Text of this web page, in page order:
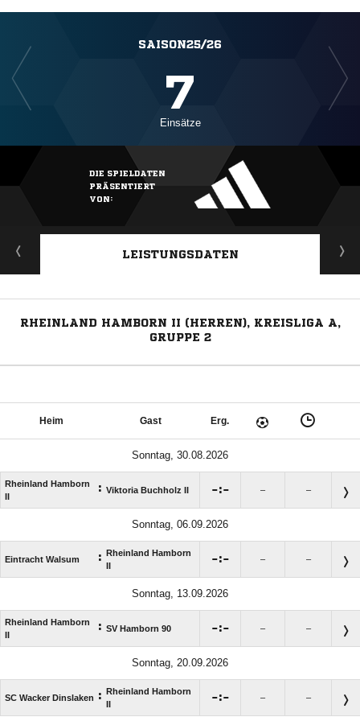
SAISON25/26
7
Einsätze
DIE SPIELDATEN
PRÄSENTIERT
VON:
LEISTUNGSDATEN
RHEINLAND HAMBORN II (HERREN), KREISLIGA A,
GRUPPE 2
Heim Gast Erg.
Sonntag, 30.08.2026
Rheinland Hamborn
II
: Viktoria Buchholz II : – –
Sonntag, 06.09.2026
Eintracht Walsum : Rheinland Hamborn
II
: – –
Sonntag, 13.09.2026
Rheinland Hamborn
II
: SV Hamborn 90 : – –
Sonntag, 20.09.2026
SC Wacker Dinslaken : Rheinland Hamborn
II
: – –